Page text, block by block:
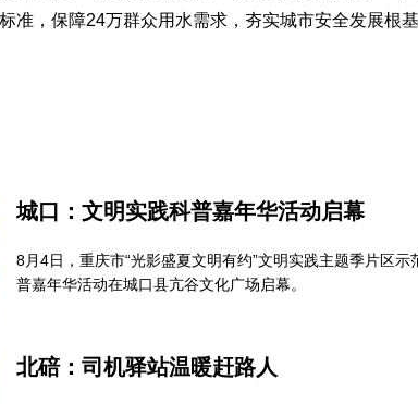
准，保障24万群众用水需求，夯实城市安全发展根基
城口：文明实践科普嘉年华活动启幕
8月4日，重庆市“光影盛夏文明有约”文明实践主题季片区示
普嘉年华活动在城口县亢谷文化广场启幕。
北碚：司机驿站温暖赶路人